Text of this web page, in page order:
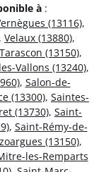
à :
(13116),
, Velaux (13880),
Tarascon (13150),
Vallons (13240),
, Salon-de-
(13300), Saintes-
(13730), Saint-
, Saint-Rémy-de-
(13150),
les-Remparts